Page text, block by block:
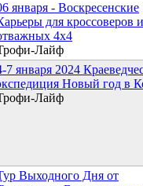
января - Воскресенские
для кроссоверов и
4х4
Лайф
7 января 2024
Новый год в
Лайф
Выходного Дня от